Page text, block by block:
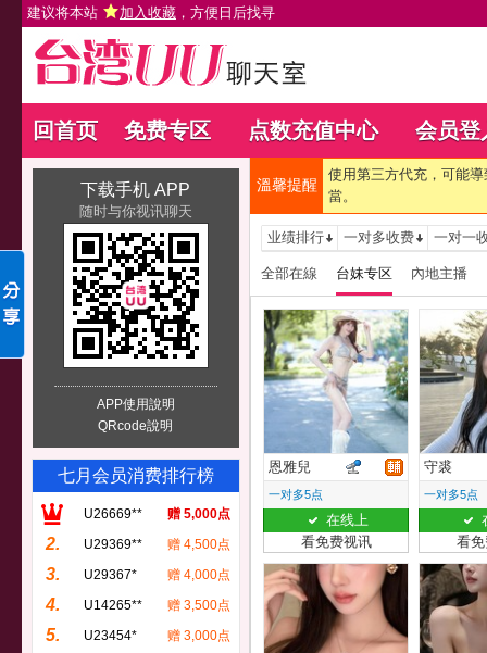
建议将本站 加入收藏 ，方便日后找寻
回首页 免费专区 点数充值中心 会员登
下载手机 APP
随时与你视讯聊天
APP使用說明
QRcode說明
七月会员消费排行榜
U26669** 赠 5,000点
2. U29369** 赠 4,500点
3. U29367* 赠 4,000点
4. U14265** 赠 3,500点
5. U23454* 赠 3,000点
溫馨提醒
使用第三方代充，可能
當。
业绩排行 一对多收费 一对一
全部在線 台妹专区 內地主播
恩雅兒
一对多5点
在线上
看免费视讯
守裘
一对多5点
看